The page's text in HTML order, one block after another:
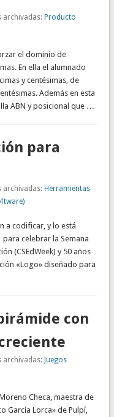
archivadas: Producto
el dominio de
En ella el alumnado
y centésimas, de
Además en esta
ABN y posicional que …
para
archivadas: Herramientas
a codificar, y lo está
celebrar la Semana
(CSEdWeek) y 50 años
«Logo» diseñado para
con
archivadas: Juegos
Checa, maestra de
García Lorca» de Pulpí,